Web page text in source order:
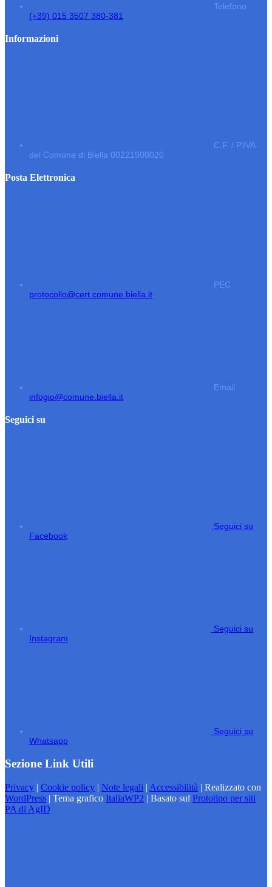
Telefono
(+39) 015 3507 380-381
Informazioni
C.F. / P.IVA
del Comune di Biella 00221900020
Posta Elettronica
PEC
protocollo@cert.comune.biella.it
Email
infogio@comune.biella.it
Seguici su
Seguici su
Facebook
Seguici su
Instagram
Seguici su
Whatsapp
Sezione Link Utili
Privacy | Cookie policy | Note legali | Accessibilità | Realizzato con
WordPress | Tema grafico ItaliaWP2 | Basato sul Prototipo per siti
PA di AgID